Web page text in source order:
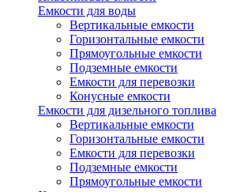
Емкости для воды
Вертикальные емкости
Горизонтальные емкости
Прямоугольные емкости
Подземные емкости
Емкости для перевозки
Конусные емкости
Емкости для дизельного топлива
Вертикальные емкости
Горизонтальные емкости
Емкости для перевозки
Подземные емкости
Прямоугольные емкости